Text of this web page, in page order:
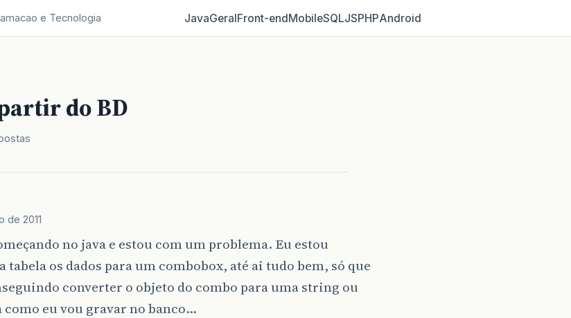
e Tecnologia JavaGeralFront‑endMobileSQLJSPHPAndroid
do BD
de 2011
no java e estou com um problema. Eu estou
tabela os dados para um combobox, até ai tudo bem, só que
converter o objeto do combo para uma string ou
como eu vou gravar no banco…